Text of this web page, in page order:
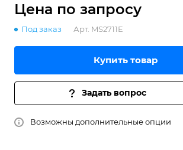
Цена по запросу
Под заказ Арт. MS2711E
Купить товар
Задать вопрос
Возможны дополнительные опции